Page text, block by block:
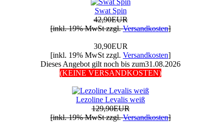
Swat Spin
42,90EUR
[inkl. 19% MwSt zzgl.Versandkosten]
30,90EUR
[inkl. 19% MwSt zzgl. Versandkosten]
Dieses Angebot gilt noch bis zum31.08.2026
(KEINE VERSANDKOSTEN)
Lezoline Levalis weiß
129,90EUR
[inkl. 19% MwSt zzgl.Versandkosten]